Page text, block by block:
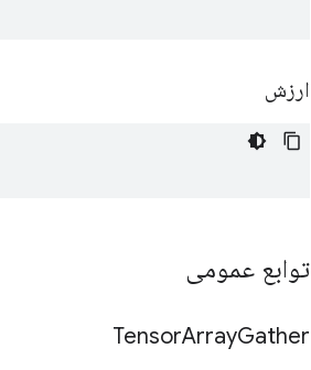
ارزش
توابع عمومی
TensorArrayGather